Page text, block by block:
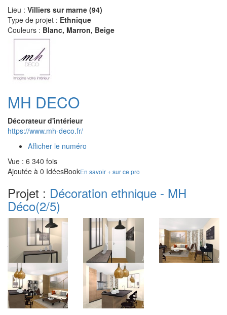
Lieu : Villiers sur marne (94)
Type de projet : Ethnique
Couleurs : Blanc, Marron, Beige
MH DECO
Décorateur d'intérieur
https://www.mh-deco.fr/
Afficher le numéro
Vue : 6 340 fois
Ajoutée à 0 IdéesBookEn savoir + sur ce pro
Projet : Décoration ethnique - MH
Déco(2/5)